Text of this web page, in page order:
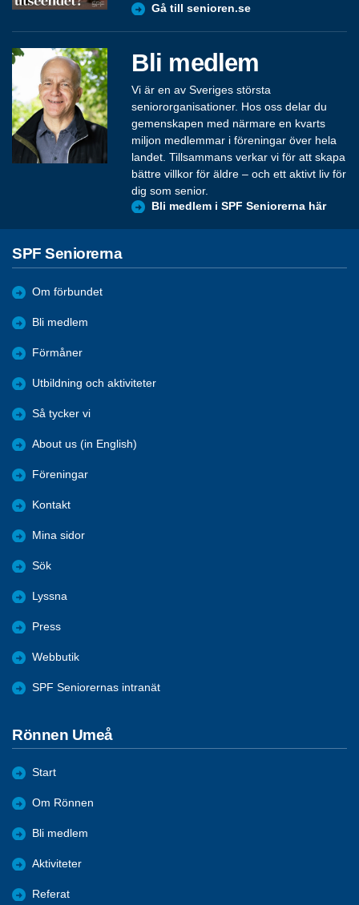
Gå till senioren.se
Bli medlem
Vi är en av Sveriges största
seniororganisationer. Hos oss delar du
gemenskapen med närmare en kvarts
miljon medlemmar i föreningar över hela
landet. Tillsammans verkar vi för att skapa
bättre villkor för äldre – och ett aktivt liv för
dig som senior.
Bli medlem i SPF Seniorerna här
SPF Seniorerna
Om förbundet
Bli medlem
Förmåner
Utbildning och aktiviteter
Så tycker vi
About us (in English)
Föreningar
Kontakt
Mina sidor
Sök
Lyssna
Press
Webbutik
SPF Seniorernas intranät
Rönnen Umeå
Start
Om Rönnen
Bli medlem
Aktiviteter
Referat